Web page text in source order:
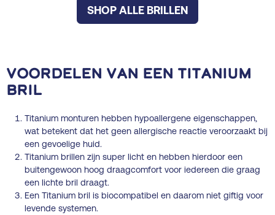
SHOP ALLE BRILLEN
Voordelen van een Titanium
bril
Titanium monturen hebben hypoallergene eigenschappen,
wat betekent dat het geen allergische reactie veroorzaakt bij
een gevoelige huid.
Titanium brillen zijn super licht en hebben hierdoor een
buitengewoon hoog draagcomfort voor iedereen die graag
een lichte bril draagt.
Een Titanium bril is biocompatibel en daarom niet giftig voor
levende systemen.